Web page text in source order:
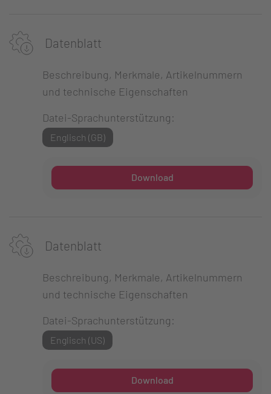
Datenblatt
Beschreibung, Merkmale, Artikelnummern
und technische Eigenschaften
Datei-Sprachunterstützung:
Englisch (GB)
Download
Datenblatt
Beschreibung, Merkmale, Artikelnummern
und technische Eigenschaften
Datei-Sprachunterstützung:
Englisch (US)
Download